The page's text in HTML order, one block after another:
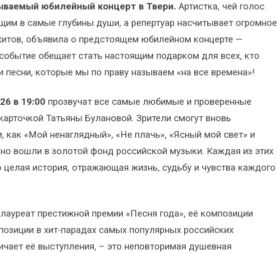
юбилейный концерт в Твери. Артистка, чей голос
в самые глубины души, а репертуар насчитывает огромное
объявила о предстоящем юбилейном концерте —
обещает стать настоящим подарком для всех, кто
песни, которые мы по праву называем «на все времена»!
в 19:00 прозвучат все самые любимые и проверенные
Татьяны Булановой. Зрители смогут вновь
как «Мой ненаглядный», «Не плачь», «Ясный мой свет» и
вошли в золотой фонд российской музыки. Каждая из этих
целая история, отражающая жизнь, судьбу и чувства каждого
престижной премии «Песня года», её композиции
в хит-парадах самых популярных российских
её выступления, – это неповторимая душевная